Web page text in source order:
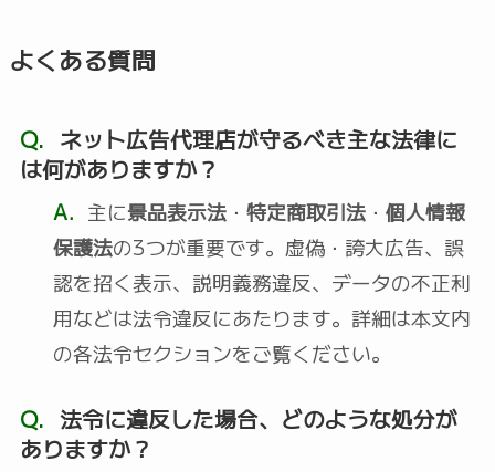
よくある質問
Q. ネット広告代理店が守るべき主な法律に
は何がありますか？
A. 主に景品表示法 ・特定商取引法 ・個人情報
保護法の3つが重要です。虚偽・誇大広告、誤
認を招く表示、説明義務違反、データの不正利
用などは法令違反にあたります。詳細は本文内
の各法令セクションをご覧ください。
Q. 法令に違反した場合、どのような処分が
ありますか？